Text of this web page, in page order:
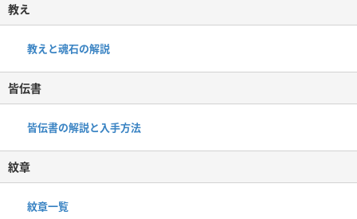
教え
教えと魂石の解説
皆伝書
皆伝書の解説と入手方法
紋章
紋章一覧